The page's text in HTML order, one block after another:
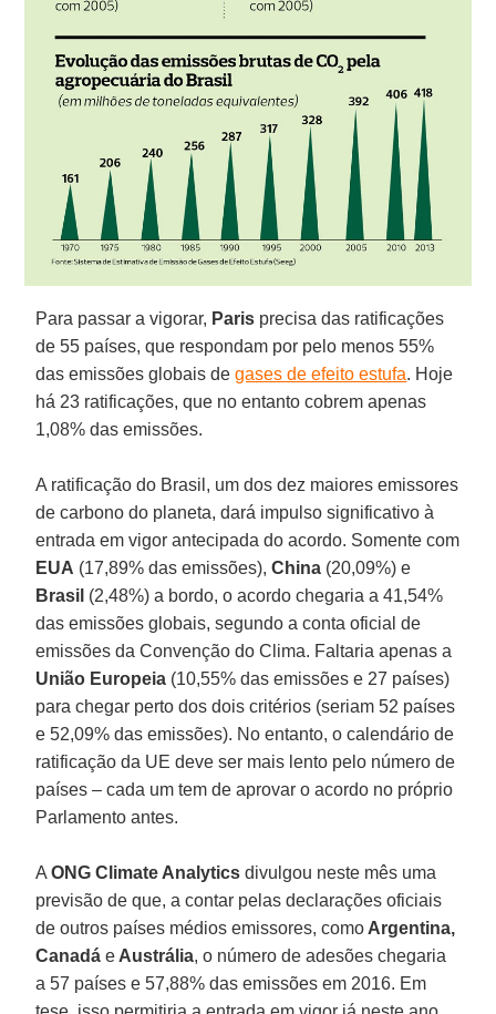
Para passar a vigorar, Paris precisa das ratificações
de 55 países, que respondam por pelo menos 55%
das emissões globais degases de efeito estufa. Hoje
há 23 ratificações, que no entanto cobrem apenas
1,08% das emissões.
A ratificação do Brasil, um dos dez maiores emissores
de carbono do planeta, dará impulso significativo à
entrada em vigor antecipada do acordo. Somente com
EUA (17,89% das emissões), China (20,09%) e
Brasil (2,48%) a bordo, o acordo chegaria a 41,54%
das emissões globais, segundo a conta oficial de
emissões da Convenção do Clima. Faltaria apenas a
União Europeia (10,55% das emissões e 27 países)
para chegar perto dos dois critérios (seriam 52 países
e 52,09% das emissões). No entanto, o calendário de
ratificação da UE deve ser mais lento pelo número de
países – cada um tem de aprovar o acordo no próprio
Parlamento antes.
AONG Climate Analytics divulgou neste mês uma
previsão de que, a contar pelas declarações oficiais
de outros países médios emissores, como Argentina,
Canadáe Austrália, o número de adesões chegaria
a 57 países e 57,88% das emissões em 2016. Em